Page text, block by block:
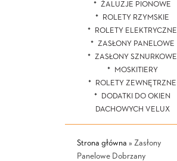
ŻALUZJE PIONOWE
ROLETY RZYMSKIE
ROLETY ELEKTRYCZNE
ZASŁONY PANELOWE
ZASŁONY SZNURKOWE
MOSKITIERY
ROLETY ZEWNĘTRZNE
DODATKI DO OKIEN
DACHOWYCH VELUX
Strona główna » Zasłony
Panelowe Dobrzany